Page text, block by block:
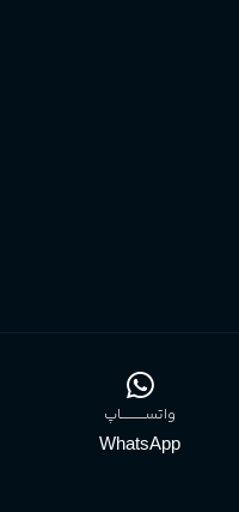
واتســــــــــاپ
WhatsApp